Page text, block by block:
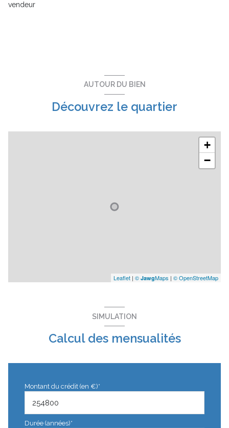
interphone
vendeur
AUTOUR DU BIEN
Découvrez le quartier
+
−
Leaflet | © JawgMaps | © OpenStreetMap
SIMULATION
Calcul des mensualités
Montant du crédit (en €)*
Durée (années)*